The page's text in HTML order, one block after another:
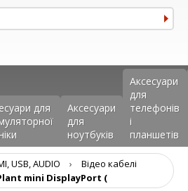
для
Аксесуари
для
ноутбуків
Аксеcуари
для
телефонів
і
планшетів
USB, AUDIO ›
Відео кабелі
mini DisplayPort (